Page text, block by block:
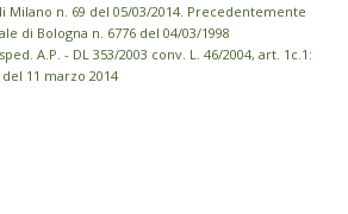
Milano n. 69 del 05/03/2014. Precedentemente
di Bologna n. 6776 del 04/03/1998
A.P. - DL 353/2003 conv. L. 46/2004, art. 1c.1:
11 marzo 2014